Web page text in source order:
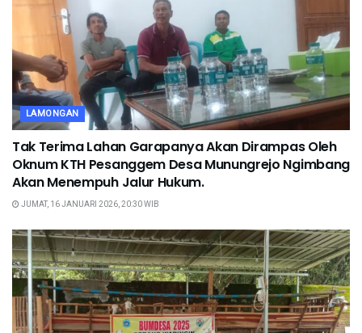
LAMONGAN
Tak Terima Lahan Garapanya Akan Dirampas Oleh
Oknum KTH Pesanggem Desa Munungrejo Ngimbang
Akan Menempuh Jalur Hukum.
JUMAT, 16 JANUARI 2026, 20:30 WIB